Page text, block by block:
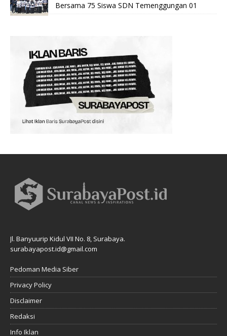
Bersama 75 Siswa SDN Temenggungan 01
Jl. Banyuurip Kidul VII No. 8, Surabaya.
surabayapost.id@gmail.com
Pedoman Media Siber
Privacy Policy
Disclaimer
Redaksi
Info Iklan